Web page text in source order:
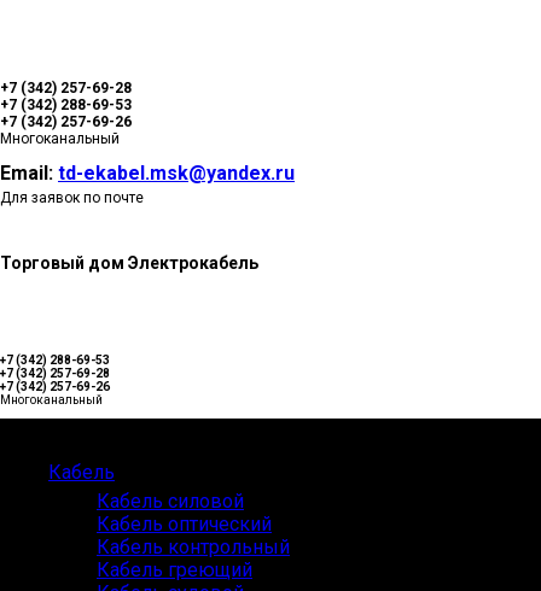
+7 (342) 257-69-28
+7 (342) 288-69-53
+7 (342) 257-69-26
Многоканальный
Email: td-ekabel.msk@yandex.ru
Для заявок по почте
Торговый дом Электрокабель
+7 (342) 288-69-53
+7 (342) 257-69-28
+7 (342) 257-69-26
Многоканальный
Кабель
Кабель силовой
Кабель оптический
Кабель контрольный
Кабель греющий